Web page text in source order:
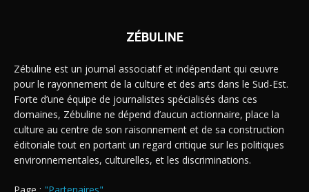
ZÉBULINE
Zébuline est un journal associatif et indépendant qui œuvre
pour le rayonnement de la culture et des arts dans le Sud-Est.
Forte d’une équipe de journalistes spécialisés dans ces
domaines, Zébuline ne dépend d’aucun actionnaire, place la
culture au centre de son raisonnement et de sa construction
éditoriale tout en portant un regard critique sur les politiques
environnementales, culturelles, et les discriminations.